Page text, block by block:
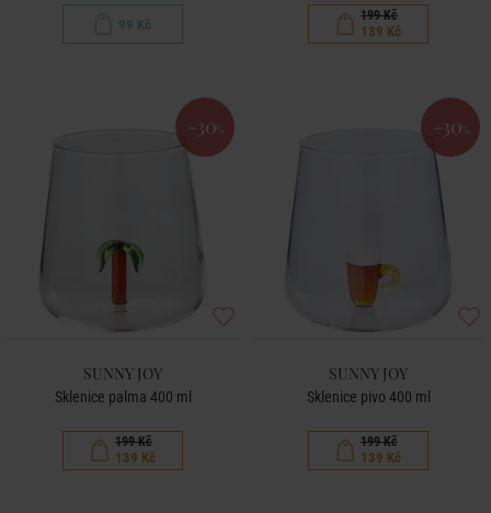
99 Kč
199 Kč
139 Kč
-30 %
SUNNY JOY
Sklenice palma 400 ml
199 Kč
139 Kč
-30 %
SUNNY JOY
Sklenice pivo 400 ml
199 Kč
139 Kč